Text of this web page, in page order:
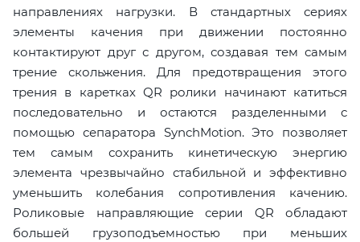
направлениях нагрузки. В стандартных сериях
элементы качения при движении постоянно
контактируют друг с другом, создавая тем самым
трение скольжения. Для предотвращения этого
трения в каретках QR ролики начинают катиться
последовательно и остаются разделенными с
помощью сепаратора SynchMotion. Это позволяет
тем самым сохранить кинетическую энергию
элемента чрезвычайно стабильной и эффективно
уменьшить колебания сопротивления качению.
Роликовые направляющие серии QR обладают
большей грузоподъемностью при меньших